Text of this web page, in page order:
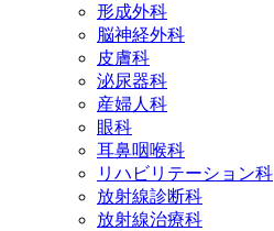
形成外科
脳神経外科
皮膚科
泌尿器科
産婦人科
眼科
耳鼻咽喉科
リハビリテーション科
放射線診断科
放射線治療科